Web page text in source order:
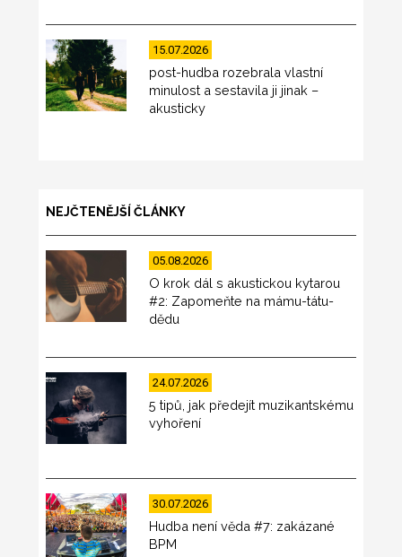
15.07.2026
post-hudba rozebrala vlastní
minulost a sestavila ji jinak –
akusticky
NEJČTENĚJŠÍ ČLÁNKY
05.08.2026
O krok dál s akustickou kytarou
#2: Zapomeňte na mámu-tátu-
dědu
24.07.2026
5 tipů, jak předejít muzikantskému
vyhoření
30.07.2026
Hudba není věda #7: zakázané
BPM